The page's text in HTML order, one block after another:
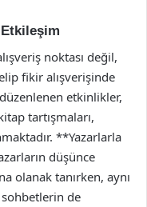
noktası değil,
fikir alışverişinde
etkinlikler,
tartışmaları,
**Yazarlarla
düşünce
olanak tanırken, aynı
sohbetlerin de